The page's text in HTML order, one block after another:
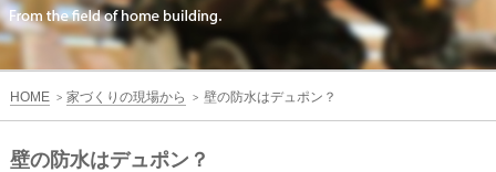
コ
ー
ポ
HOME > 家づくりの現場から > 壁の防水はデュポン？
壁の防水はデュポン？